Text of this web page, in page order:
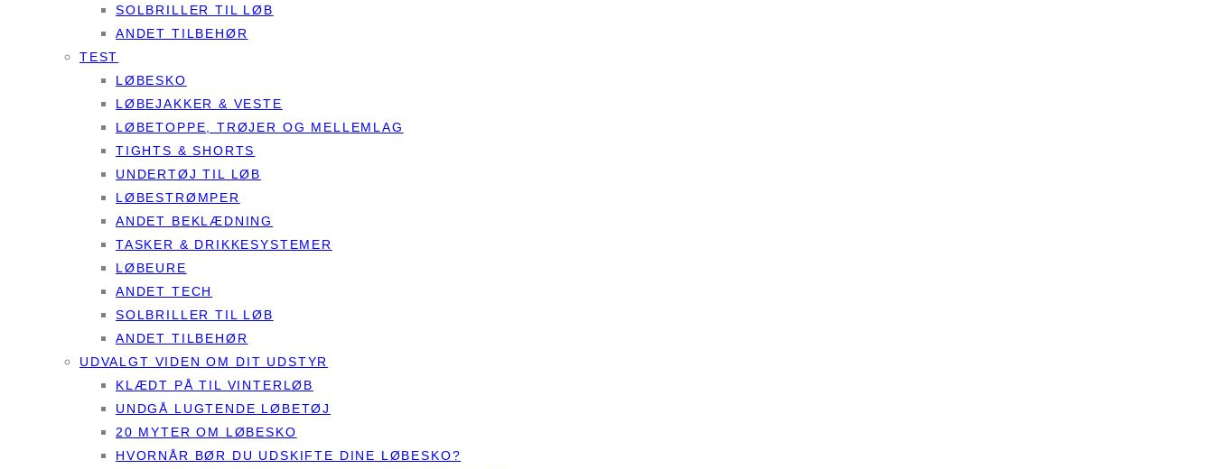
SOLBRILLER TIL LØB
ANDET TILBEHØR
TEST
LØBESKO
LØBEJAKKER & VESTE
LØBETOPPE, TRØJER OG MELLEMLAG
TIGHTS & SHORTS
UNDERTØJ TIL LØB
LØBESTRØMPER
ANDET BEKLÆDNING
TASKER & DRIKKESYSTEMER
LØBEURE
ANDET TECH
SOLBRILLER TIL LØB
ANDET TILBEHØR
UDVALGT VIDEN OM DIT UDSTYR
KLÆDT PÅ TIL VINTERLØB
UNDGÅ LUGTENDE LØBETØJ
20 MYTER OM LØBESKO
HVORNÅR BØR DU UDSKIFTE DINE LØBESKO?